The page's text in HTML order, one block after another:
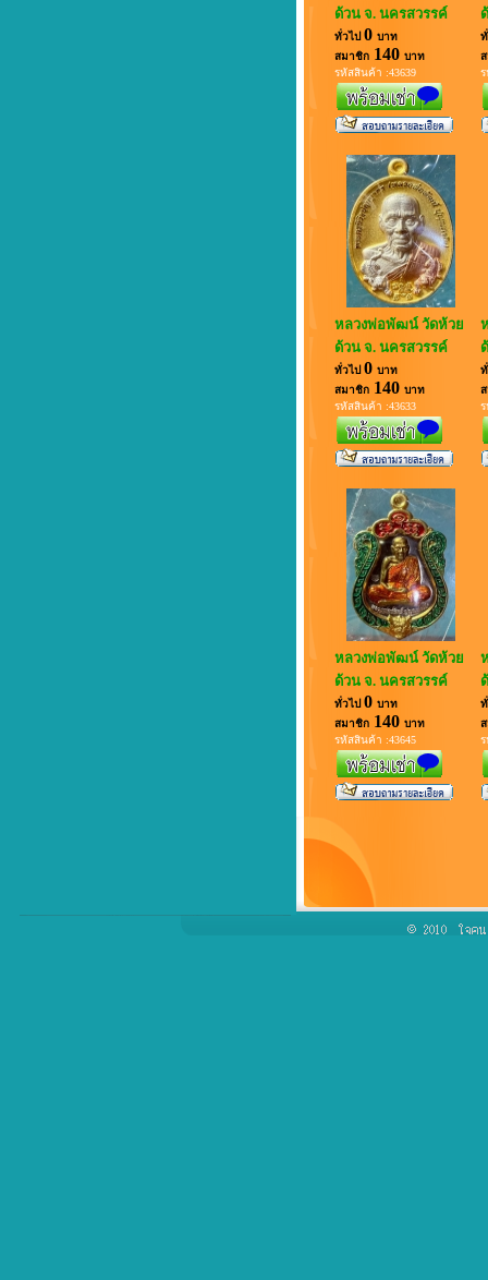
ด้วน จ. นครสวรรค์
ทั่วไป 0 บาท
สมาชิก 140 บาท
รหัสสินค้า :43639
หลวงพ่อพัฒน์ วัดห้วย
ด้วน จ. นครสวรรค์
ทั่วไป 0 บาท
สมาชิก 140 บาท
รหัสสินค้า :43633
หลวงพ่อพัฒน์ วัดห้วย
ด้วน จ. นครสวรรค์
ทั่วไป 0 บาท
สมาชิก 140 บาท
รหัสสินค้า :43645